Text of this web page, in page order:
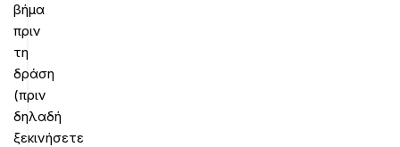
βήμα
πριν
τη
δράση
(πριν
δηλαδή
ξεκινήσετε